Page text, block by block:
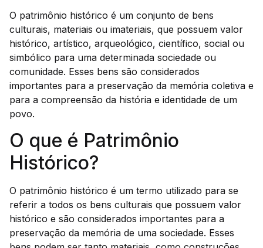
O patrimônio histórico é um conjunto de bens
culturais, materiais ou imateriais, que possuem valor
histórico, artístico, arqueológico, científico, social ou
simbólico para uma determinada sociedade ou
comunidade. Esses bens são considerados
importantes para a preservação da memória coletiva e
para a compreensão da história e identidade de um
povo.
O que é Patrimônio
Histórico?
O patrimônio histórico é um termo utilizado para se
referir a todos os bens culturais que possuem valor
histórico e são considerados importantes para a
preservação da memória de uma sociedade. Esses